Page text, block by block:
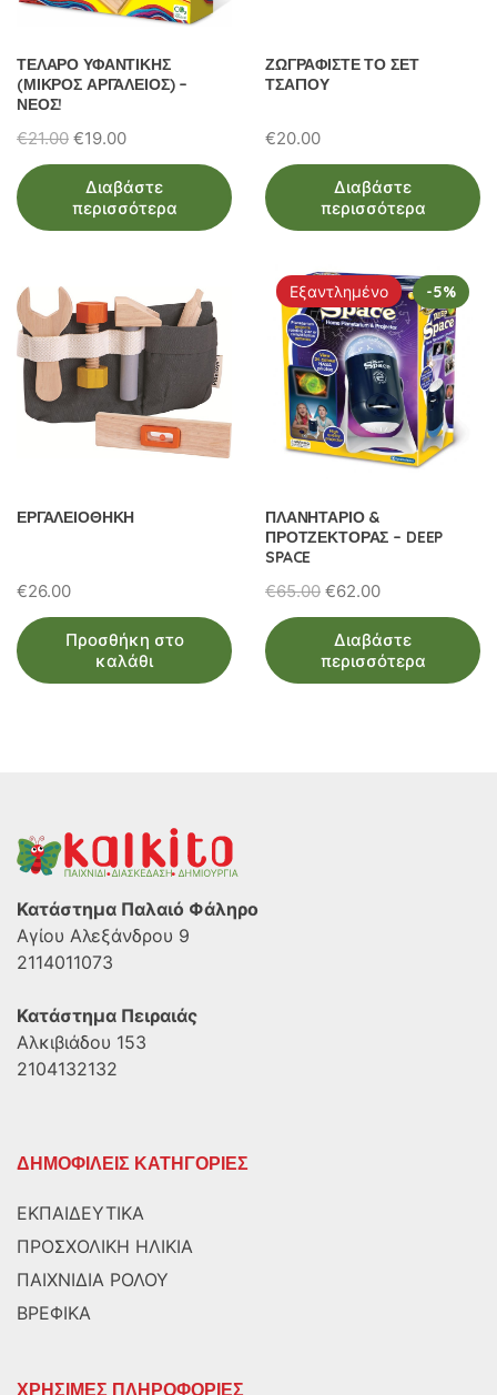
ΤΕΛΑΡΟ ΥΦΑΝΤΙΚΗΣ
(ΜΙΚΡΟΣ ΑΡΓΑΛΕΙΟΣ) –
ΝΕΟΣ!
€21.00 Original
price
was:
€21.00.
€19.00Η
τρέχουσα
τιμή
είναι:
Διαβάστε
περισσότερα
ΖΩΓΡΑΦΙΣΤΕ ΤΟ ΣΕΤ
ΤΣΑΓΙΟΥ
€20.00
Διαβάστε
περισσότερα
ΕΡΓΑΛΕΙΟΘΗΚΗ
€26.00
Προσθήκη στο
καλάθι
Εξαντλημένο -5%
ΠΛΑΝΗΤΑΡΙΟ &
ΠΡΟΤΖΕΚΤΟΡΑΣ – DEEP
SPACE
€65.00 Original
price
was:
€65.00.
€62.00Η
τρέχουσα
τιμή
είναι:
Διαβάστε
περισσότερα
Κατάστημα Παλαιό Φάληρο
Αγίου Αλεξάνδρου 9
2114011073
Κατάστημα Πειραιάς
Αλκιβιάδου 153
2104132132
ΔΗΜΟΦΙΛΕΙΣ ΚΑΤΗΓΟΡΙΕΣ
ΕΚΠΑΙΔΕΥΤΙΚΑ
ΠΡΟΣΧΟΛΙΚΗ ΗΛΙΚΙΑ
ΠΑΙΧΝΙΔΙΑ ΡΟΛΟΥ
ΒΡΕΦΙΚΑ
ΧΡΗΣΙΜΕΣ ΠΛΗΡΟΦΟΡΙΕΣ